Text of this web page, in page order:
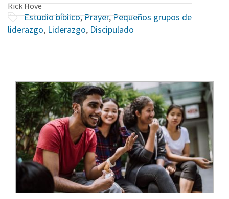
Rick Hove
Estudio bíblico,Prayer,Pequeños grupos de
liderazgo,Liderazgo,Discipulado